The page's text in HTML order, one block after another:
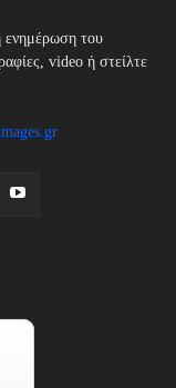
ενημέρωση του
video ή στείλτε